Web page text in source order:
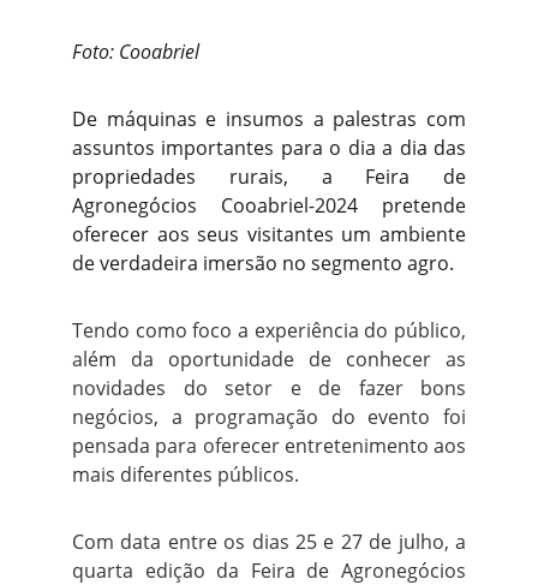
Foto: Cooabriel
De máquinas e insumos a palestras com
assuntos importantes para o dia a dia das
propriedades rurais, a Feira de
Agronegócios Cooabriel-2024 pretende
oferecer aos seus visitantes um ambiente
de verdadeira imersão no segmento agro.
Tendo como foco a experiência do público,
além da oportunidade de conhecer as
novidades do setor e de fazer bons
negócios, a programação do evento foi
pensada para oferecer entretenimento aos
mais diferentes públicos.
Com data entre os dias 25 e 27 de julho, a
quarta edição da Feira de Agronegócios